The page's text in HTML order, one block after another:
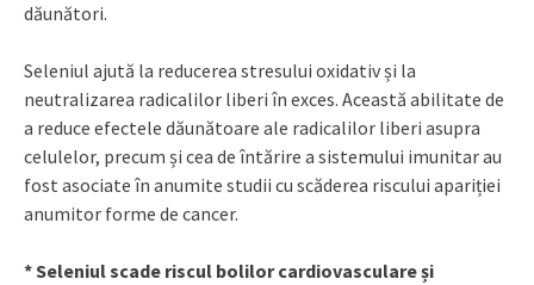
dăunători.
Seleniul ajută la reducerea stresului oxidativ și la
neutralizarea radicalilor liberi în exces. Această abilitate de
a reduce efectele dăunătoare ale radicalilor liberi asupra
celulelor, precum și cea de întărire a sistemului imunitar au
fost asociate în anumite studii cu scăderea riscului apariției
anumitor forme de cancer.
* Seleniul scade riscul bolilor cardiovasculare și